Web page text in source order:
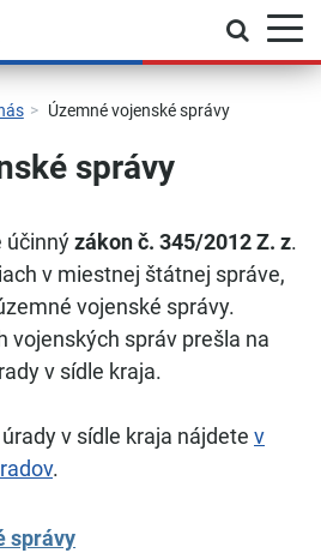
Územné vojenské správy
správy
účinnýzákon č. 345/2012 Z. z.
v miestnej štátnej správe,
vojenské správy.
vojenských správ prešla na
v sídle kraja.
v sídle kraja nájdete v
.
správy